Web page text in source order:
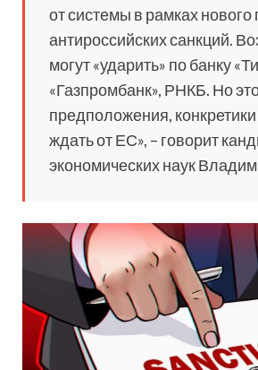
от системы в рамках нового
антироссийских санкций.
могут «ударить» по банку
«Газпромбанк», РНКБ. Но
предположения,
ждать от ЕС», – говорит
экономических наук